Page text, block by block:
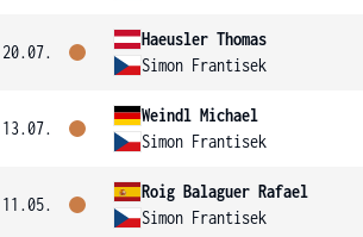
20.07.
Haeusler Thomas
Simon Frantisek
13.07.
Weindl Michael
Simon Frantisek
11.05.
Roig Balaguer Rafael
Simon Frantisek